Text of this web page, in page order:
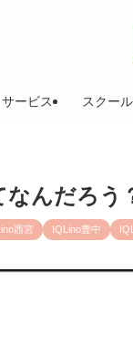
サービス スクー
なんだろう
西宮 IQLino豊中